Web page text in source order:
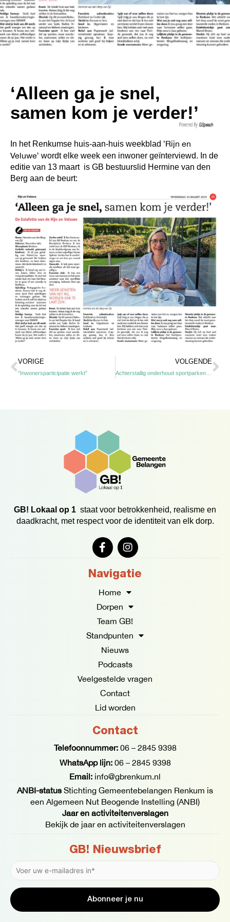
‘Alleen ga je snel,
samen kom je verder!’
Powered By GSpeech
In het Renkumse huis-aan-huis weekblad ‘Rijn en
Veluwe‘ wordt elke week een inwoner geïnterviewd. In de
editie van 13 maart is GB bestuurslid Hermine van den
Berg aan de beurt:
Vorige
VORIGE
“Inwonersparticipatie werkt”
VOLGENDE
Achterstallig onderhoud sportparken loopt wéér verder op
GB! Lokaal op 1 staat voor betrokkenheid, realisme en
daadkracht, met respect voor de identiteit van elk dorp.
F
a
e
o
o
k
-
f
I
n
t
g
r
m
Navigatie
Home
Dorpen
Team GB!
Standpunten
Nieuws
Podcasts
Veelgestelde vragen
Contact
Lid worden
Contact
Telefoonnummer: 06 – 2845 9398
WhatsApp lijn: 06 – 2845 9398
Email: info@gbrenkum.nl
ANBI-statusStichting Gemeentebelangen Renkum is
een Algemeen Nut Beogende Instelling (ANBI)
Jaar en activiteitenverslagen
Bekijk de jaar en activiteitenverslagen
GB! Nieuwsbrief